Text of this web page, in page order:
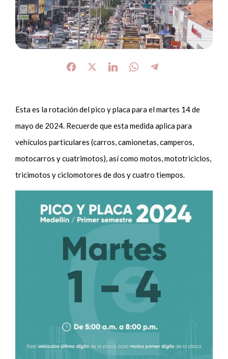
Esta es la rotación del pico y placa para el martes 14 de
mayo de 2024. Recuerde que esta medida aplica para
vehículos particulares (carros, camionetas, camperos,
motocarros y cuatrimotos), así como motos, mototriciclos,
tricimotos y ciclomotores de dos y cuatro tiempos.